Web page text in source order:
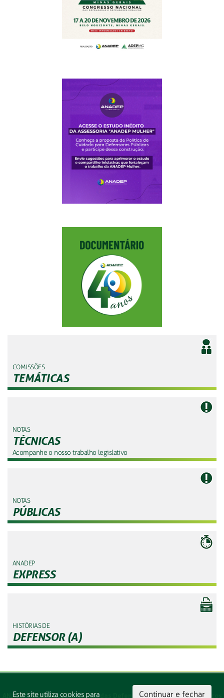
Continuar e fechar
Este site utiliza cookies para
COMISSÕES
TEMÁTICAS
NOTAS
TÉCNICAS
Acompanhe o nosso trabalho legislativo
NOTAS
PÚBLICAS
ANADEP
EXPRESS
HISTÓRIAS DE
DEFENSOR (A)
ANADEP - Associação Nacional das Defensoras e Defensores Públicos